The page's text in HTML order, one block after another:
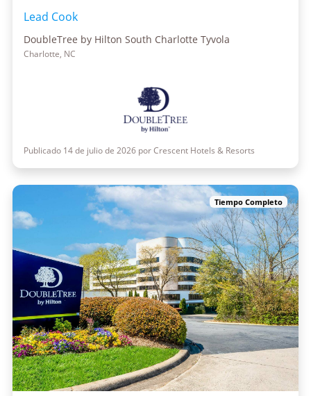
Lead Cook
DoubleTree by Hilton South Charlotte Tyvola
Charlotte, NC
Publicado 14 de julio de 2026 por Crescent Hotels & Resorts
Tiempo Completo